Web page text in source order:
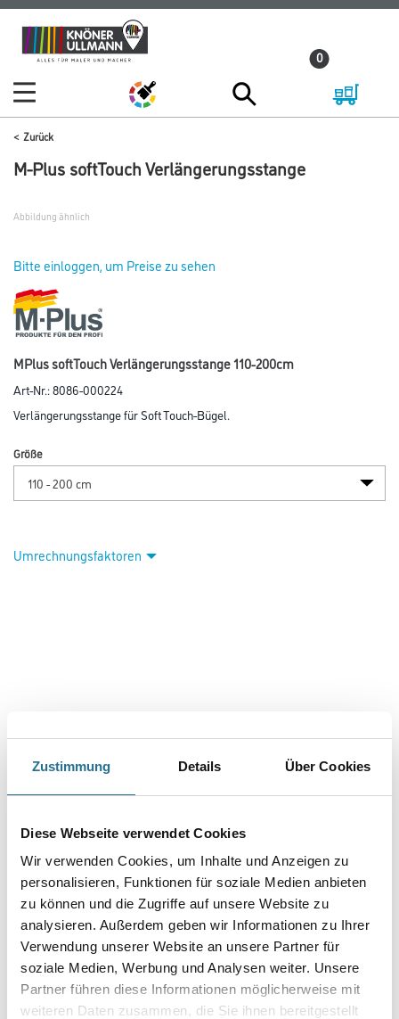
Zustimmung Details Über Cookies
Diese Webseite verwendet Cookies
Wir verwenden Cookies, um Inhalte und Anzeigen zu
personalisieren, Funktionen für soziale Medien anbieten
zu können und die Zugriffe auf unsere Website zu
analysieren. Außerdem geben wir Informationen zu Ihrer
Verwendung unserer Website an unsere Partner für
soziale Medien, Werbung und Analysen weiter. Unsere
Partner führen diese Informationen möglicherweise mit
weiteren Daten zusammen, die Sie ihnen bereitgestellt
Zum
Inhalt
Zum
Navigationsmenü
0
Zurück
M-Plus softTouch Verlängerungsstange
Abbildung ähnlich
Bitte einloggen, um Preise zu sehen
MPlus softTouch Verlängerungsstange 110-200cm
Art-Nr.:8086-000224
Verlängerungsstange für Soft Touch-Bügel.
Größe
Umrechnungsfaktoren
Produkteigenschaft
- Dickwandiges, geriffeltes Aluminiumrohr, eloxiert
- Spannverschluss mit Klick-System zur festen Arretierung des
Farbrollers
- Stufenlos verstellbar
ZUSATZINFOS